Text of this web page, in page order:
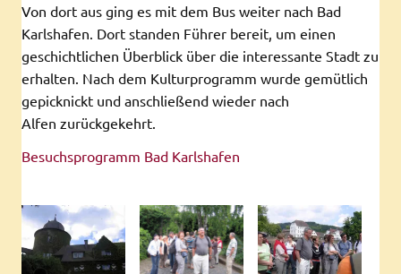
Von dort aus ging es mit dem Bus weiter nach Bad
Karlshafen. Dort standen Führer bereit, um einen
geschichtlichen Überblick über die interessante Stadt zu
erhalten. Nach dem Kulturprogramm wurde gemütlich
gepicknickt und anschließend wieder nach
Alfen zurückgekehrt.
Besuchsprogramm Bad Karlshafen